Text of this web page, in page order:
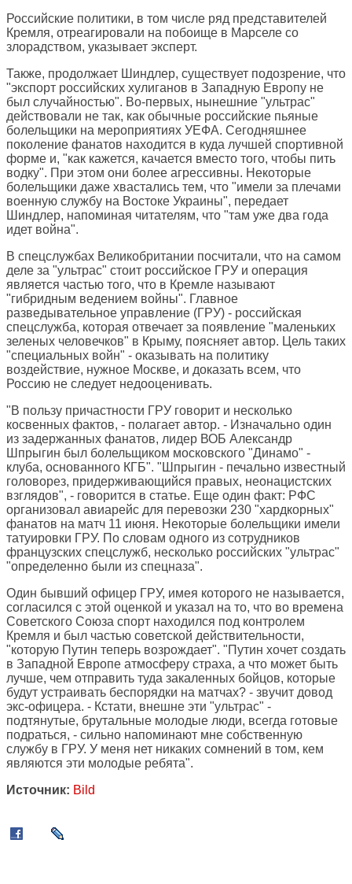
Российские политики, в том числе ряд представителей
Кремля, отреагировали на побоище в Марселе со
злорадством, указывает эксперт.
Также, продолжает Шиндлер, существует подозрение, что
"экспорт российских хулиганов в Западную Европу не
был случайностью". Во-первых, нынешние "ультрас"
действовали не так, как обычные российские пьяные
болельщики на мероприятиях УЕФА. Сегодняшнее
поколение фанатов находится в куда лучшей спортивной
форме и, "как кажется, качается вместо того, чтобы пить
водку". При этом они более агрессивны. Некоторые
болельщики даже хвастались тем, что "имели за плечами
военную службу на Востоке Украины", передает
Шиндлер, напоминая читателям, что "там уже два года
идет война".
В спецслужбах Великобритании посчитали, что на самом
деле за "ультрас" стоит российское ГРУ и операция
является частью того, что в Кремле называют
"гибридным ведением войны". Главное
разведывательное управление (ГРУ) - российская
спецслужба, которая отвечает за появление "маленьких
зеленых человечков" в Крыму, поясняет автор. Цель таких
"специальных войн" - оказывать на политику
воздействие, нужное Москве, и доказать всем, что
Россию не следует недооценивать.
"В пользу причастности ГРУ говорит и несколько
косвенных фактов, - полагает автор. - Изначально один
из задержанных фанатов, лидер ВОБ Александр
Шпрыгин был болельщиком московского "Динамо" -
клуба, основанного КГБ". "Шпрыгин - печально известный
головорез, придерживающийся правых, неонацистских
взглядов", - говорится в статье. Еще один факт: РФС
организовал авиарейс для перевозки 230 "хардкорных"
фанатов на матч 11 июня. Некоторые болельщики имели
татуировки ГРУ. По словам одного из сотрудников
французских спецслужб, несколько российских "ультрас"
"определенно были из спецназа".
Один бывший офицер ГРУ, имея которого не называется,
согласился с этой оценкой и указал на то, что во времена
Советского Союза спорт находился под контролем
Кремля и был частью советской действительности,
"которую Путин теперь возрождает". "Путин хочет создать
в Западной Европе атмосферу страха, а что может быть
лучше, чем отправить туда закаленных бойцов, которые
будут устраивать беспорядки на матчах? - звучит довод
экс-офицера. - Кстати, внешне эти "ультрас" -
подтянутые, брутальные молодые люди, всегда готовые
подраться, - сильно напоминают мне собственную
службу в ГРУ. У меня нет никаких сомнений в том, кем
являются эти молодые ребята".
Источник: Bild